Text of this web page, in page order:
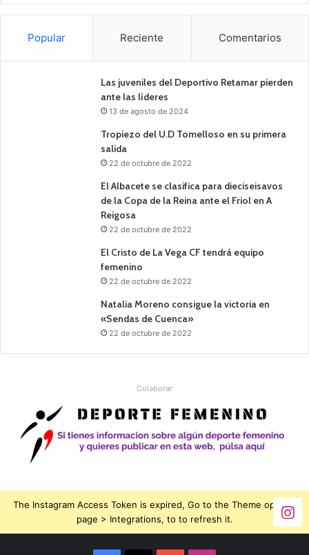
Popular Reciente Comentarios
Las juveniles del Deportivo Retamar pierden
ante las líderes
13 de agosto de 2024
Tropiezo del U.D Tomelloso en su primera
salida
22 de octubre de 2022
El Albacete se clasifica para dieciseisavos
de la Copa de la Reina ante el Friol en A
Reigosa
22 de octubre de 2022
El Cristo de La Vega CF tendrá equipo
femenino
22 de octubre de 2022
Natalia Moreno consigue la victoria en
«Sendas de Cuenca»
22 de octubre de 2022
Colaborar
The Instagram Access Token is expired, Go to the Theme options
page > Integrations, to to refresh it.